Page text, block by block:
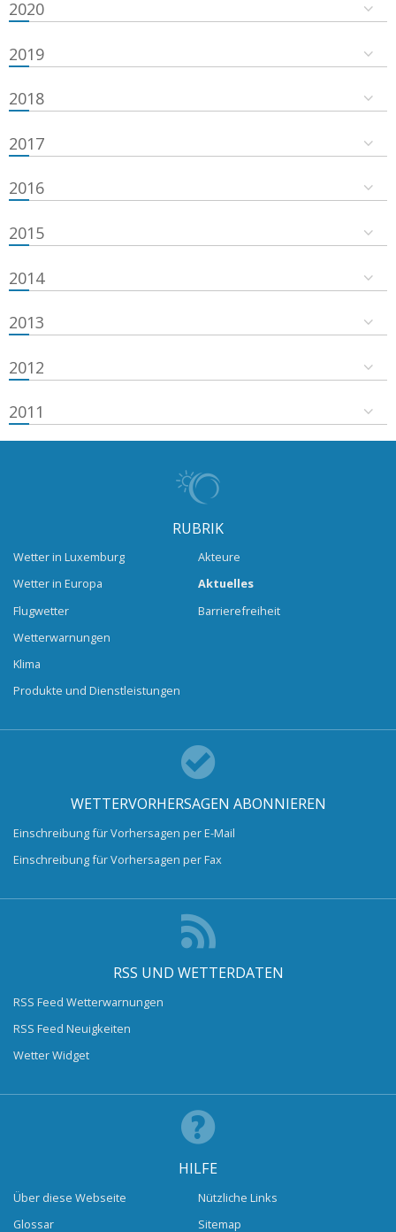
2020
2019
2018
2017
2016
2015
2014
2013
2012
2011
RUBRIK
Wetter in Luxemburg
Wetter in Europa
Flugwetter
Wetterwarnungen
Klima
Produkte und Dienstleistungen
Akteure
Aktuelles
Barrierefreiheit
WETTERVORHERSAGEN ABONNIEREN
Einschreibung für Vorhersagen per E-Mail
Einschreibung für Vorhersagen per Fax
RSS UND WETTERDATEN
RSS Feed Wetterwarnungen
RSS Feed Neuigkeiten
Wetter Widget
HILFE
Über diese Webseite
Glossar
Nützliche Links
Sitemap